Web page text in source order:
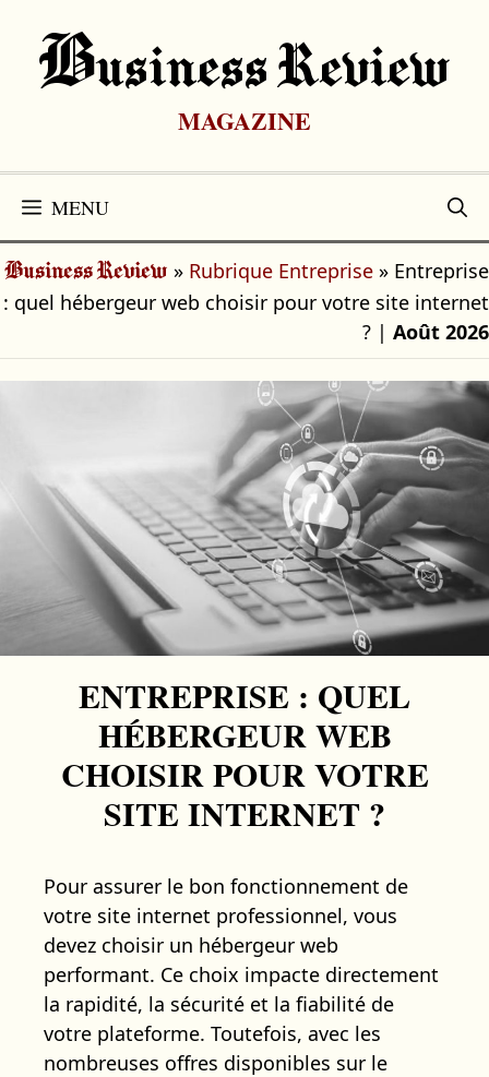
contenu
BUsiness Review
MAGAZINE
MENU
Business Review » Rubrique Entreprise » Entreprise
: quel hébergeur web choisir pour votre site internet
? | Août 2026
ENTREPRISE : QUEL
HÉBERGEUR WEB
CHOISIR POUR VOTRE
SITE INTERNET ?
Pour assurer le bon fonctionnement de
votre site internet professionnel, vous
devez choisir un hébergeur web
performant. Ce choix impacte directement
la rapidité, la sécurité et la fiabilité de
votre plateforme. Toutefois, avec les
nombreuses offres disponibles sur le